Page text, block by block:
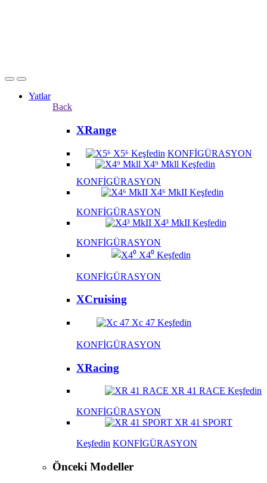
Yatlar
Back
XRange
X5⁶ Keşfedin KONFİGÜRASYON
X4⁹ Mkll Keşfedin
KONFİGÜRASYON
X4⁶ MkII Keşfedin
KONFİGÜRASYON
X4³ MkII Keşfedin
KONFİGÜRASYON
X4⁰ Keşfedin
KONFİGÜRASYON
XCruising
Xc 47 Keşfedin
KONFİGÜRASYON
XRacing
XR 41 RACE Keşfedin
KONFİGÜRASYON
XR 41 SPORT
Keşfedin KONFİGÜRASYON
Önceki Modeller